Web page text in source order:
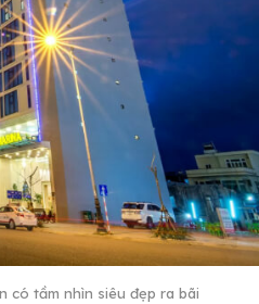
có tầm nhìn siêu đẹp ra bãi